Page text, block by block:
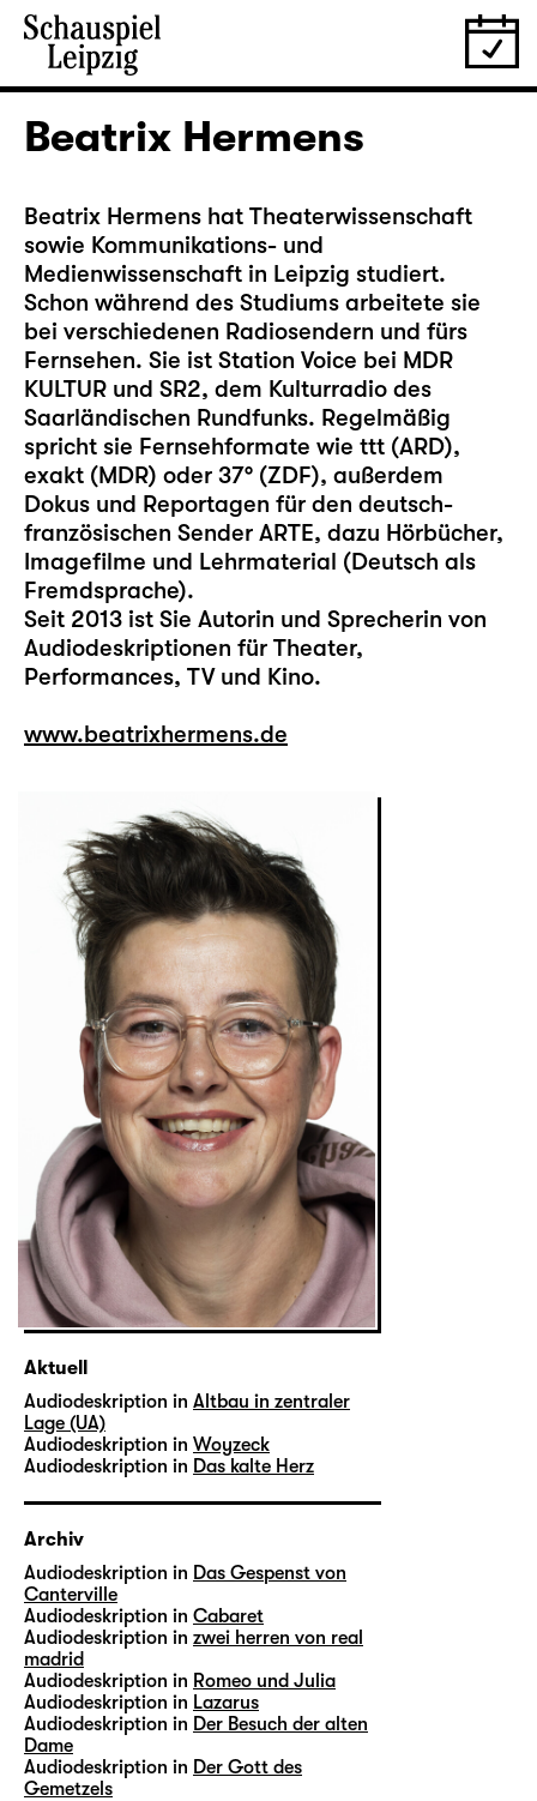
Beatrix Hermens
Beatrix Hermens hat Theaterwissenschaft
sowie Kommunikations- und
Medienwissenschaft in Leipzig studiert.
Schon während des Studiums arbeitete sie
bei verschiedenen Radiosendern und fürs
Fernsehen. Sie ist Station Voice bei MDR
KULTUR und SR2, dem Kulturradio des
Saarländischen Rundfunks. Regelmäßig
spricht sie Fernsehformate wie ttt (ARD),
exakt (MDR) oder 37° (ZDF), außerdem
Dokus und Reportagen für den deutsch-
französischen Sender ARTE, dazu Hörbücher,
Imagefilme und Lehrmaterial (Deutsch als
Fremdsprache).
Seit 2013 ist Sie Autorin und Sprecherin von
Audiodeskriptionen für Theater,
Performances, TV und Kino.
www.beatrixhermens.de
Aktuell
Audiodeskription in Altbau in zentraler
Lage (UA)
Audiodeskription in Woyzeck
Audiodeskription in Das kalte Herz
Archiv
Audiodeskription in Das Gespenst von
Canterville
Audiodeskription in Cabaret
Audiodeskription in zwei herren von real
madrid
Audiodeskription in Romeo und Julia
Audiodeskription in Lazarus
Audiodeskription in Der Besuch der alten
Dame
Audiodeskription in Der Gott des
Gemetzels